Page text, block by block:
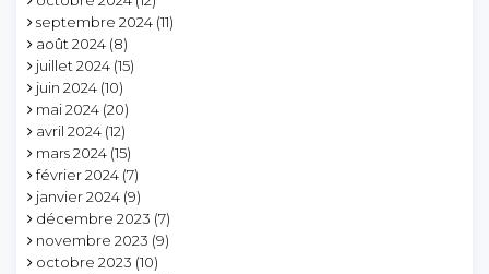
septembre 2024 (11)
août 2024 (8)
juillet 2024 (15)
juin 2024 (10)
mai 2024 (20)
avril 2024 (12)
mars 2024 (15)
février 2024 (7)
janvier 2024 (9)
décembre 2023 (7)
novembre 2023 (9)
octobre 2023 (10)